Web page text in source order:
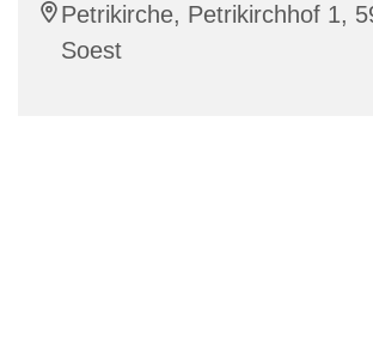
Petrikirche, Petrikirchhof 1,
Soest